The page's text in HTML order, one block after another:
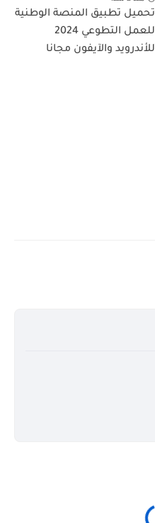
تحميل تطبيق المنصة الوطنية
للعمل التطوعي 2024
للأندرويد والآيفون مجانا